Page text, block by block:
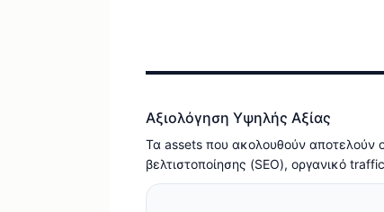
Αξιολόγηση Υψηλής Αξίας
Τα assets που ακολουθούν αποτελούν
βελτιστοποίησης (SEO), οργανικό